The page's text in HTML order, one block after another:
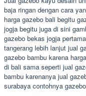
baja ringan dengan cara
harga gazebo bali begitu
jogja begitu juga di sini
gazebo bekas jogja
tangerang lebih lanjut jual
gazebo bambu karena
di bali sama seperti jual
bambu karenanya jual
surabaya contohnya